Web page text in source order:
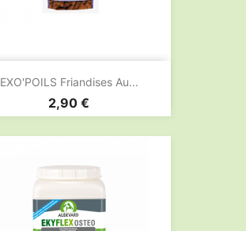
EXO'POILS Friandises Au...
Prix
2,90 €